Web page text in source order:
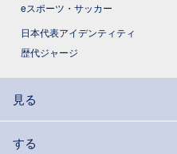
eスポーツ・サッカー
日本代表アイデンティティ
歴代ジャージ
見る
する